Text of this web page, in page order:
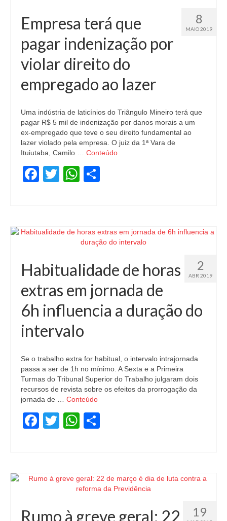
8
MAIO 2019
Empresa terá que
pagar indenização por
violar direito do
empregado ao lazer
Uma indústria de laticínios do Triângulo Mineiro terá que
pagar R$ 5 mil de indenização por danos morais a um
ex-empregado que teve o seu direito fundamental ao
lazer violado pela empresa. O juiz da 1ª Vara de
Ituiutaba, Camilo … Conteúdo
Facebook
TwitterWhatsApp
2
ABR 2019
Habitualidade de horas
extras em jornada de
6h influencia a duração do
intervalo
Se o trabalho extra for habitual, o intervalo intrajornada
passa a ser de 1h no mínimo. A Sexta e a Primeira
Turmas do Tribunal Superior do Trabalho julgaram dois
recursos de revista sobre os efeitos da prorrogação da
jornada de … Conteúdo
Facebook
TwitterWhatsApp
19
Rumo à greve geral: 22